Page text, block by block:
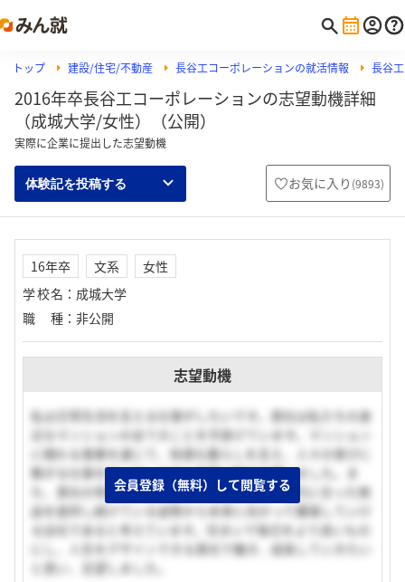
トップ 建設/住宅/不動産 長谷工コーポレーションの就活情報 長谷
2016年卒長谷工コーポレーションの志望動機詳細
（成城大学/女性）（公開）
実際に企業に提出した志望動機
体験記を投稿する お気に入り (9893)
16年卒 文系
女性
学校名 ： 成城大学
職種 ： 非公開
志望動機
私は日常生活を支える仕事がしたいです。貴社は私たちの身
近なマンションの全てのことを手掛けています。マンション
に関わる事業を通じて、快適な暮らしを支え、人々の喜びに
繋がる仕事を行っている点に非常に魅力を感じました。ま
た、貴社の常にお客様のニーズに目を向け、時代に合った商
品を提供し続けている姿勢から未来に向かって躍進していけ
る会社であると考えています。住まいで毎日をより良いもの
にし、人生をデザインできる貴社で働き、成長していきたい
と思い、志望しました。
会員登録（無料）して閲覧する